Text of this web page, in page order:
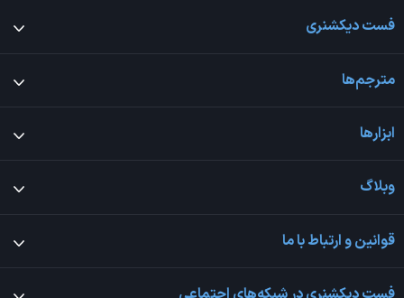
فست دیکشنری
مترجم‌ها
ابزارها
وبلاگ
قوانین و ارتباط با ما